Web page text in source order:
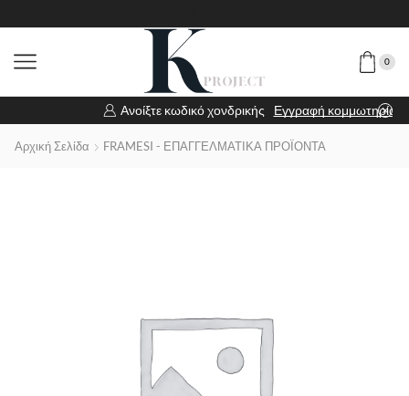
0
Ανοίξτε κωδικό χονδρικής Εγγραφή κομμωτηρίου
Αρχική Σελίδα FRAMESI - ΕΠΑΓΓΕΛΜΑΤΙΚΑ ΠΡΟΪΟΝΤΑ